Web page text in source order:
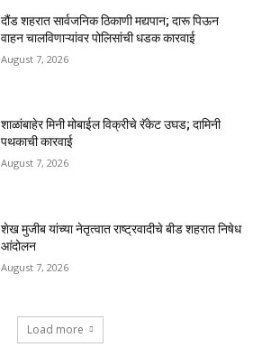
दौंड शहरात सार्वजनिक ठिकाणी मद्यपान; दारू पिऊन
वाहन चालविणाऱ्यांवर पोलिसांची धडक कारवाई
August 7, 2026
शाळांबाहेर मिनी मोबाईल विक्रीचे रॅकेट उघड; दामिनी
पथकाची कारवाई
August 7, 2026
शेख मुजीब यांच्या नेतृत्वात राष्ट्रवादीचे बीड शहरात निषेध
आंदोलन
August 7, 2026
Load more